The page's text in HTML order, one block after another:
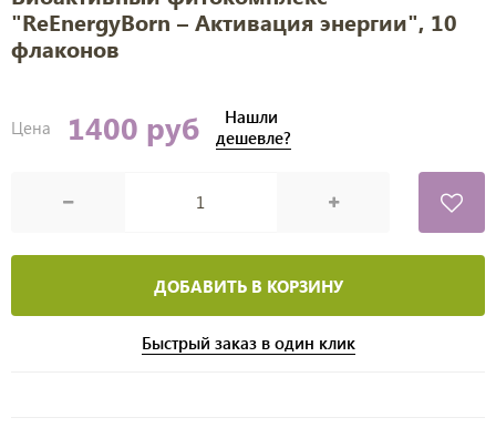
"ReEnergyBorn – Активация энергии", 10
флаконов
Цена 1400 руб
Нашли
дешевле?
ДОБАВИТЬ В КОРЗИНУ
Быстрый заказ в один клик